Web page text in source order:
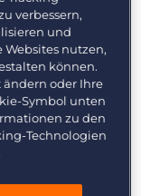
und die
Daten
aber noch
brachte es
auf den
verbessern,
und
Websites nutzen,
können.
oder Ihre
Symbol unten
zu den
Technologien